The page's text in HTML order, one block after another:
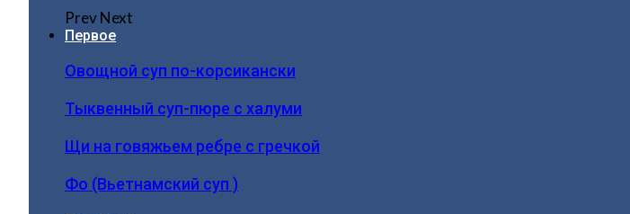
PrevNext
Первое
Овощной суп по-корсикански
Тыквенный суп-пюре с халуми
Щи на говяжьем ребре с гречкой
Фо (Вьетнамский суп )